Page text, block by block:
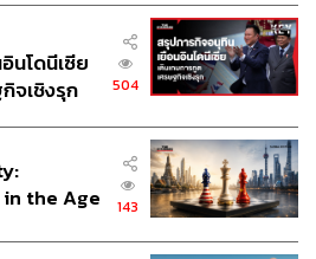
63
THE AUTHOR
STANDARD TEAM
นโดนีเซีย
จเชิงรุก
504
the Age
143